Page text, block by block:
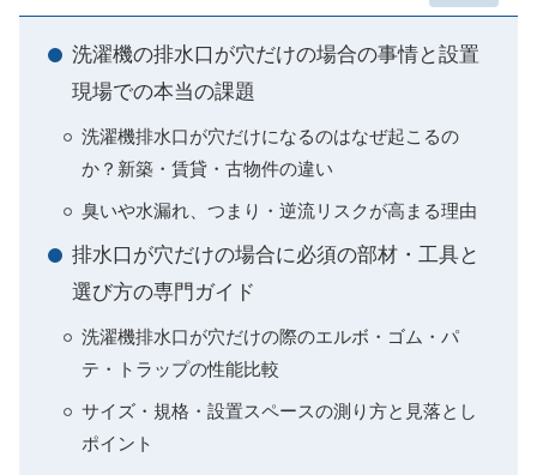
洗濯機の排水口が穴だけの場合の事情と設置
現場での本当の課題
洗濯機排水口が穴だけになるのはなぜ起こるの
か？新築・賃貸・古物件の違い
臭いや水漏れ、つまり・逆流リスクが高まる理由
排水口が穴だけの場合に必須の部材・工具と
選び方の専門ガイド
洗濯機排水口が穴だけの際のエルボ・ゴム・パ
テ・トラップの性能比較
サイズ・規格・設置スペースの測り方と見落とし
ポイント